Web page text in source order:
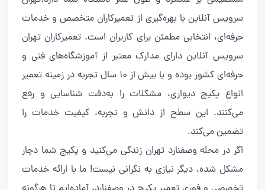
سرویس آنلاین با بهره‌گیری از تعمیرکاران متخصص و خدمات
حرفه‌ای، انتخابی مطمئن برای کاربران است. تعمیرکاران تهران
سرویس آنلاین دارای مدارک معتبر از آموزشگاه‌های فنی و
حرفه‌ای کشور بوده و با بیش از ۱۰ سال تجربه در زمینه تعمیر
انواع پکیج دیواری، مشکلات را به‌دقت شناسایی و رفع
می‌کنند. این سطح از دانش و تجربه، کیفیت خدمات را
تضمین می‌کند.
اگر در محله وصفنارد تهران زندگی می‌کنید و پکیج شما دچار
مشکل شده، دیگر نیازی به نگرانی نیست! ما با ارائه خدمات